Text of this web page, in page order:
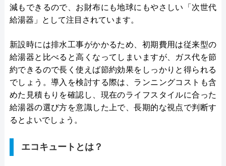
減もできるので、お財布にも地球にもやさしい「次世代
給湯器」として注目されています。
新設時には排水工事がかかるため、初期費用は従来型の
給湯器と比べると高くなってしまいますが、ガス代を節
約できるので長く使えば節約効果をしっかりと得られる
でしょう。導入を検討する際は、ランニングコストも含
めた見積もりを確認し、現在のライフスタイルに合った
給湯器の選び方を意識した上で、長期的な視点で判断す
るとよいでしょう。
エコキュートとは？